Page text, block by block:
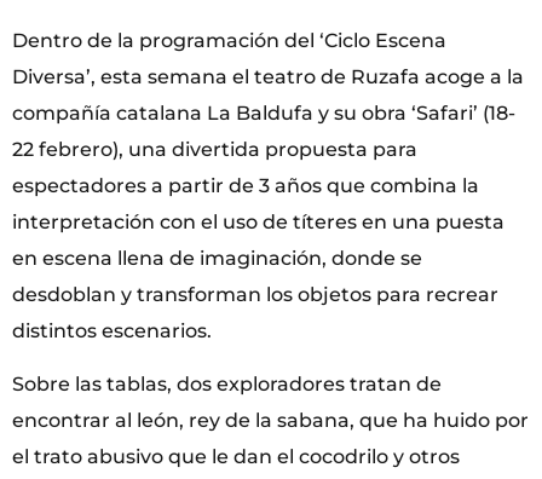
Dentro de la programación del ‘Ciclo Escena
Diversa’, esta semana el teatro de Ruzafa acoge a la
compañía catalana La Baldufa y su obra ‘Safari’ (18-
22 febrero), una divertida propuesta para
espectadores a partir de 3 años que combina la
interpretación con el uso de títeres en una puesta
en escena llena de imaginación, donde se
desdoblan y transforman los objetos para recrear
distintos escenarios.
Sobre las tablas, dos exploradores tratan de
encontrar al león, rey de la sabana, que ha huido por
el trato abusivo que le dan el cocodrilo y otros